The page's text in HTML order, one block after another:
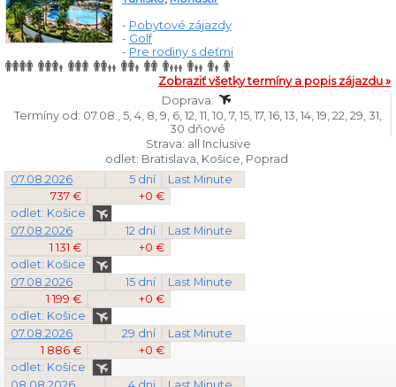
- Pobytové zájazdy
- Golf
- Pre rodiny s deťmi
Zobraziť všetky termíny a popis zájazdu »
Doprava:
Termíny od: 07.08., 5, 4, 8, 9, 6, 12, 11, 10, 7, 15, 17, 16, 13, 14, 19, 22, 29, 31,
30 dňové
Strava: all Inclusive
odlet: Bratislava, Košice, Poprad
07.08.2026
5 dní
Last Minute
737 €
+0 €
odlet: Košice
07.08.2026
12 dní
Last Minute
1 131 €
+0 €
odlet: Košice
07.08.2026
15 dní
Last Minute
1 199 €
+0 €
odlet: Košice
07.08.2026
29 dní
Last Minute
1 886 €
+0 €
odlet: Košice